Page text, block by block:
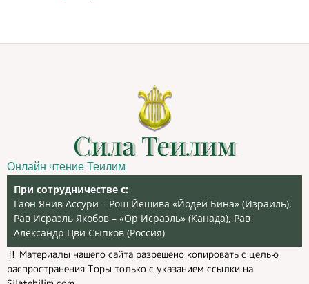
Сила Теилим
Онлайн чтение Теилим
При сотрудничестве с:
Гаон Янив Ассури – Рош Йешива «Йодей Бина» (Израиль),
Рав Исраэль Якобов – «Ор Исраэль» (Канада), Рав
Александр Цви Сыпков (Россия)
‼️ Материалы нашего сайта разрешено копировать с целью
распространения Торы только с указанием ссылки на